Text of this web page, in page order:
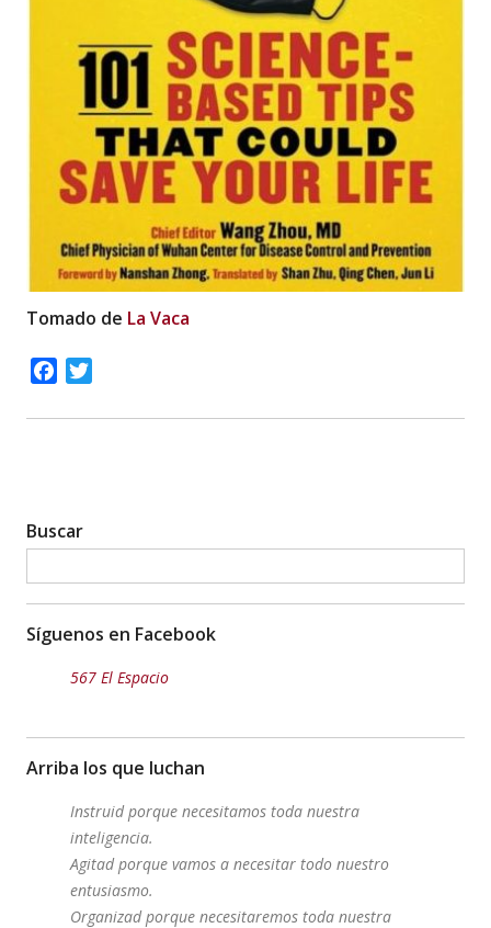
Tomado de La Vaca
Facebook
Buscar
Síguenos en Facebook
567 El Espacio
Arriba los que luchan
Instruid porque necesitamos toda nuestra
inteligencia.
Agitad porque vamos a necesitar todo nuestro
entusiasmo.
Organizad porque necesitaremos toda nuestra